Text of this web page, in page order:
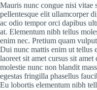
Mauris nunc congue nisi vitae
pellentesque elit ullamcorper
ac odio tempor orci dapibus
at. Elementum nibh tellus
enim nec. Pretium quam
Dui nunc mattis enim ut tellus
laoreet sit amet cursus sit
molestie nunc non blandit
egestas fringilla phasellus
Eu lobortis elementum nibh